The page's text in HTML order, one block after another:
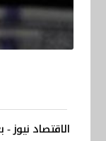
الاقتصاد نيوز -